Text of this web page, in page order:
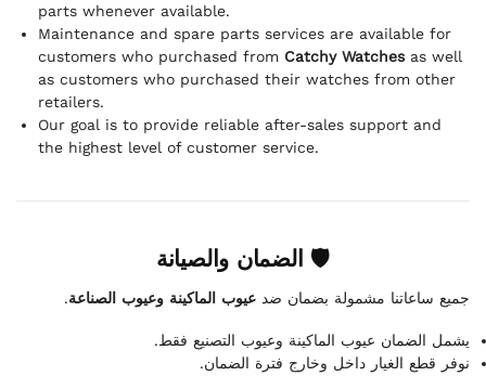
parts whenever available.
Maintenance and spare parts services are available for
customers who purchased from Catchy Watchesas well
as customers who purchased their watches from other
retailers.
Our goal is to provide reliable after-sales support and
the highest level of customer service.
🛡 الضمان والصيانة
جميع ساعاتنا مشمولة بضمان ضد عيوب الماكينة وعيوب الصناعة.
يشمل الضمان عيوب الماكينة وعيوب التصنيع فقط.
نوفر قطع الغيار داخل وخارج فترة الضمان.